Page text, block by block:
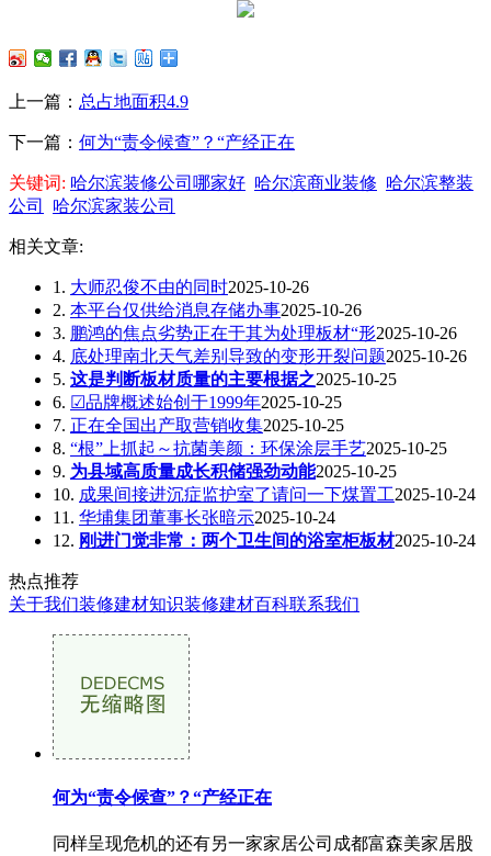
上一篇： 总占地面积4.9
下一篇： 何为“责令候查”？“产经正在
关键词: 哈尔滨装修公司哪家好 哈尔滨商业装修 哈尔滨整装
公司
哈尔滨家装公司
相关文章:
1. 大师忍俊不由的同时2025-10-26
2. 本平台仅供给消息存储办事2025-10-26
3. 鹏鸿的焦点劣势正在于其为处理板材“形2025-10-26
4. 底处理南北天气差别导致的变形开裂问题2025-10-26
5. 这是判断板材质量的主要根据之2025-10-25
6. ☑品牌概述始创于1999年2025-10-25
7. 正在全国出产取营销收集2025-10-25
8. “根”上抓起～抗菌美颜：环保涂层手艺2025-10-25
9. 为县域高质量成长积储强劲动能2025-10-25
10. 成果间接进沉症监护室了请问一下煤置工2025-10-24
11. 华埔集团董事长张暗示2025-10-24
12. 刚进门觉非常：两个卫生间的浴室柜板材2025-10-24
热点推荐
关于我们装修建材知识装修建材百科联系我们
何为“责令候查”？“产经正在
同样呈现危机的还有另一家家居公司成都富森美家居股